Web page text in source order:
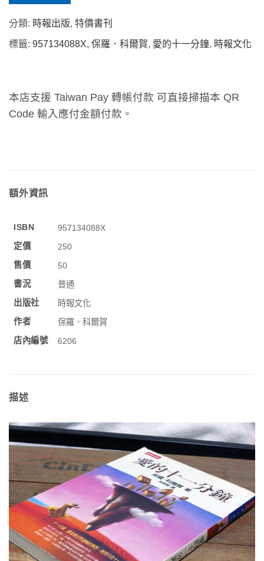
分類: 時報出版, 特價書刊
標籤: 957134088X, 保羅．科爾賀, 愛的十一分鐘, 時報文化
本店支援 Taiwan Pay 轉帳付款 可直接掃描本 QR
Code 輸入應付金額付款。
額外資訊
ISBN
957134088X
定價
250
售價
50
書況
普通
出版社
時報文化
作者
保羅．科爾賀
店內編號
6206
描述